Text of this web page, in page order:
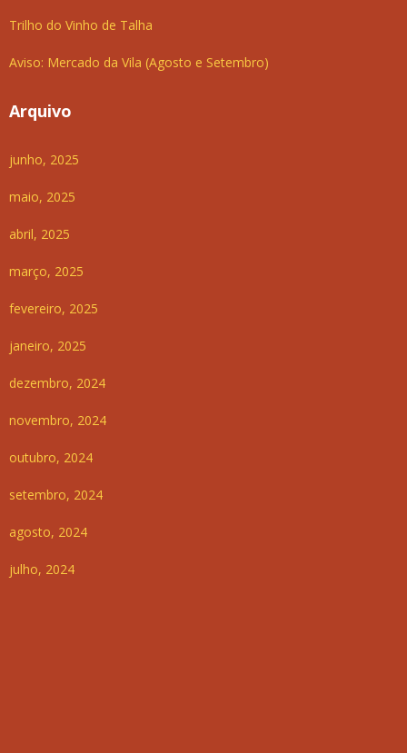
Trilho do Vinho de Talha
Aviso: Mercado da Vila (Agosto e Setembro)
Arquivo
junho, 2025
maio, 2025
abril, 2025
março, 2025
fevereiro, 2025
janeiro, 2025
dezembro, 2024
novembro, 2024
outubro, 2024
setembro, 2024
agosto, 2024
julho, 2024